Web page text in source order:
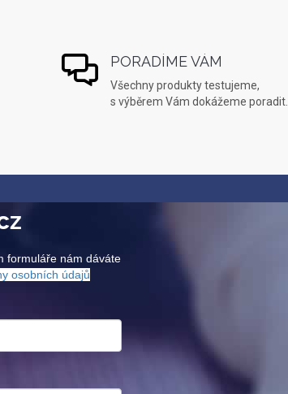
PORADÍME VÁM
Všechny produkty testujeme,
s výběrem Vám dokážeme poradit.
formuláře nám dáváte
osobních údajů